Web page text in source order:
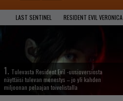
LAST SENTINEL RESIDENT EVIL VERONICA
1. Tulevasta Resident Evil -uusioversiosta
näyttäisi tulevan menestys – jo yli kahden
miljoonan pelaajan toivelistalla